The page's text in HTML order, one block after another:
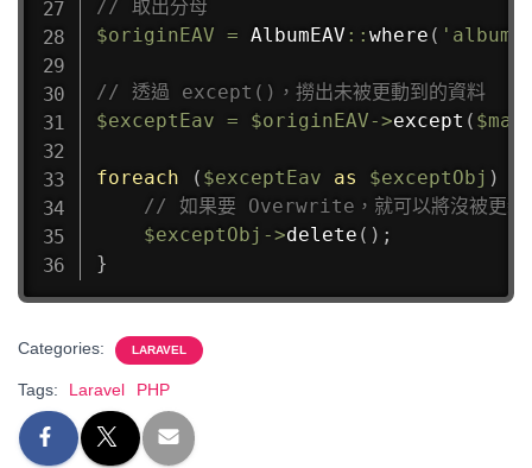
// 取出分母
$originEAV = AlbumEAV :: where (
// 透過 except()，撈出未被更動到的資料
$exceptEav = $originEAV->except (
foreach ( $exceptEav as $exceptObj )
// 如果要 Overwrite，就可以將沒被更新
$exceptObj ->delete ( ) ;
}
Categories: LARAVEL
Tags: Laravel PHP